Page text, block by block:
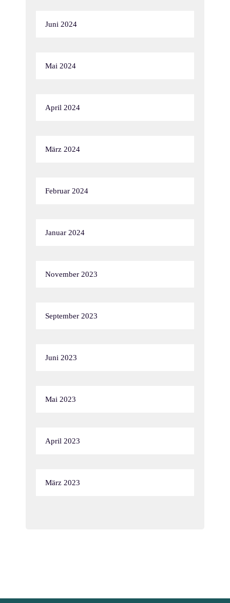
Juni 2024
Mai 2024
April 2024
März 2024
Februar 2024
Januar 2024
November 2023
September 2023
Juni 2023
Mai 2023
April 2023
März 2023